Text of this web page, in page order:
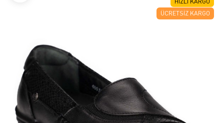
ÜCRETSIZ KARGO